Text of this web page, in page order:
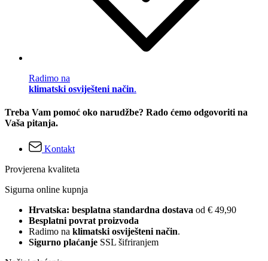
Radimo na
klimatski osviješteni način.
Treba Vam pomoć oko narudžbe? Rado ćemo odgovoriti na
Vaša pitanja.
Kontakt
Provjerena kvaliteta
Sigurna online kupnja
Hrvatska: besplatna standardna dostava od € 49,90
Besplatni povrat proizvoda
Radimo na klimatski osviješteni način.
Sigurno plaćanje SSL šifriranjem